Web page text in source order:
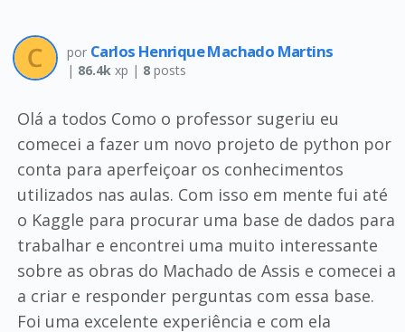
por Carlos Henrique Machado Martins
| 86.4kxp | 8posts
Olá a todos Como o professor sugeriu eu
comecei a fazer um novo projeto de python por
conta para aperfeiçoar os conhecimentos
utilizados nas aulas. Com isso em mente fui até
o Kaggle para procurar uma base de dados para
trabalhar e encontrei uma muito interessante
sobre as obras do Machado de Assis e comecei a
a criar e responder perguntas com essa base.
Foi uma excelente experiência e com ela